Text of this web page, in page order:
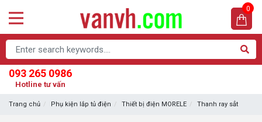
093 265 0986
Hotline tư vấn
0
Trang chủ Phụ kiện lắp tủ điện Thiết bị điện MORELE Thanh ray sẳt